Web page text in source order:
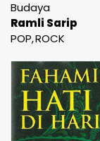
Budaya
Ramli Sarip
POP ROCK